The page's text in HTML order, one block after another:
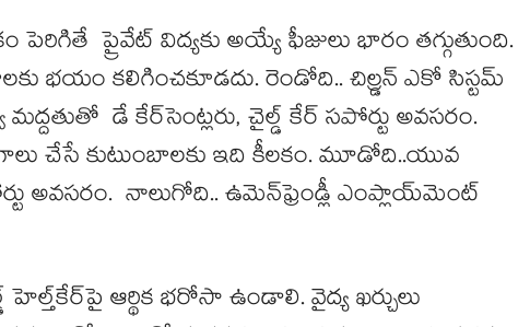
పెరిగితే ప్రైవేట్​ విద్యకు అయ్యే ఫీజులు భారం తగ్గుతుంది.
భయం కలిగించకూడదు. రెండోది.. చిల్ర్డన్​ ఎకో సిస్టమ్​
మద్దతుతో డే కేర్​సెంట్లరు, చైల్డ్ ​కేర్​ సపోర్టు అవసరం.
చేసే కుటుంబాలకు ఇది కీలకం. మూడోది..యువ
అవసరం. నాలుగోది.. ఉమెన్​ఫ్రెండ్లీ ఎంప్లాయ్​మెంట్​
ఆర్థిక భరోసా ఉండాలి. వైద్య ఖర్చులు